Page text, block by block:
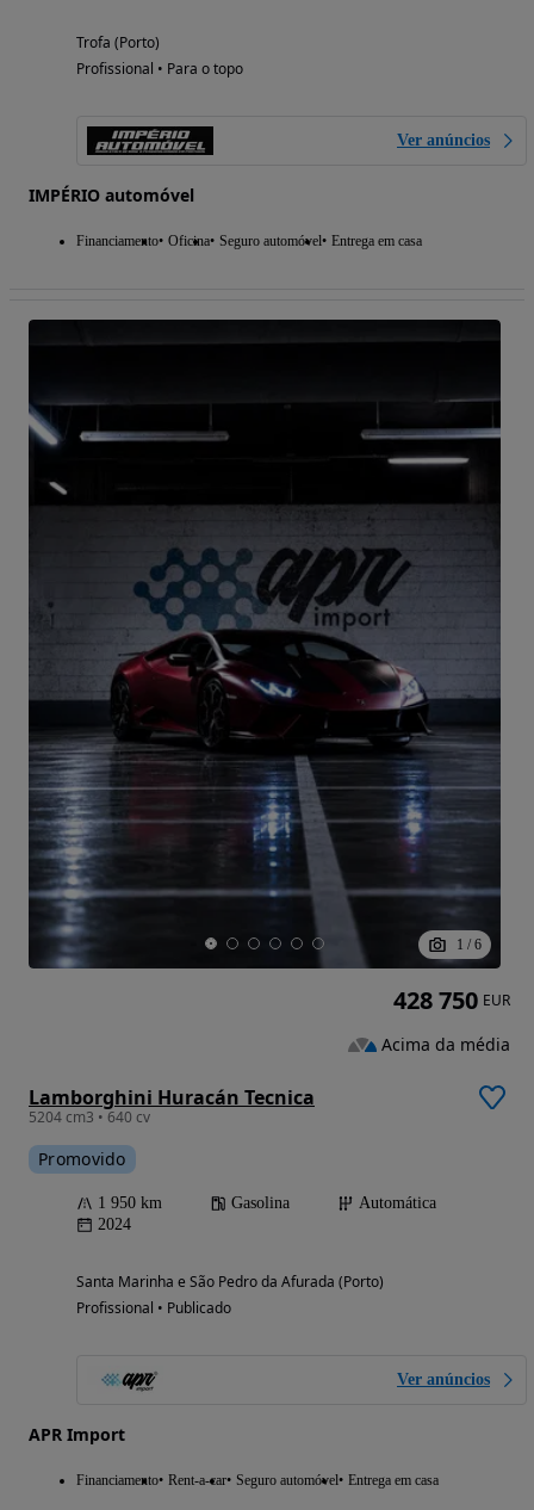
Trofa (Porto)
Profissional • Para o topo
Ver anúncios
IMPÉRIO automóvel
Financiamento Oficina Seguro automóvel Entrega em casa
1 / 6
Lamborghini Huracán Tecnica
5204 cm3 • 640 cv
Promovido
1 950 km Gasolina
Automática
2024
Santa Marinha e São Pedro da Afurada (Porto)
Profissional • Publicado
Ver anúncios
APR Import
Financiamento Rent-a-car Seguro automóvel Entrega em casa
428 750 EUR
Acima da média